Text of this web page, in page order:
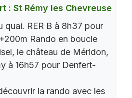
: St Rémy les Chevreuse
quai. RER B à 8h37 pour
Rando en boucle
le château de Méridon,
à 16h57 pour Denfert-
la rando avec les